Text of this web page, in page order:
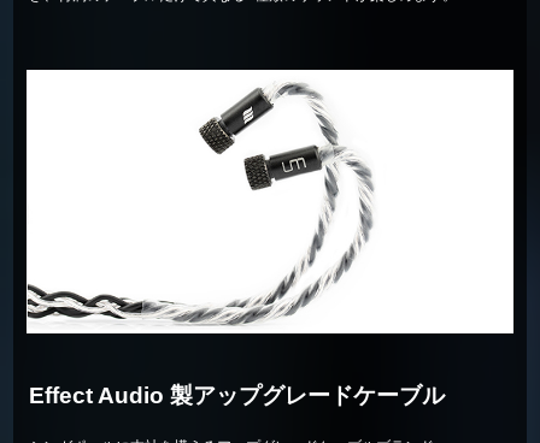
Effect Audio 製アップグレードケーブル